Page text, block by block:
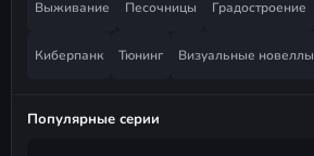
Выживание Песочницы Градостроение
Киберпанк Тюнинг Визуальные новеллы
Популярные серии